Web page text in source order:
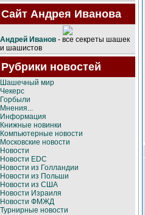
Сайт Андрея Иванова
Андрей Иванов - все секреты шашек
и шашистов
Рубрики новостей
Шашечный мир
Чекерс
Горбыли
Мнения...
Информация
Книжные новинки
Компьютерные новости
Московские новости
Новости
Новости EDC
Новости из Голландии
Новости из Польши
Новости из США
Новости Израиля
Новости ФМЖД
Турнирные новости